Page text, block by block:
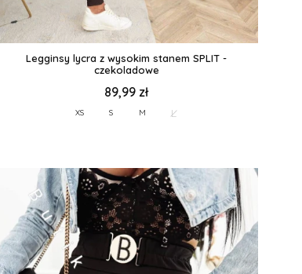
Legginsy lycra z wysokim stanem SPLIT -
czekoladowe
89,99 zł
XS S M L